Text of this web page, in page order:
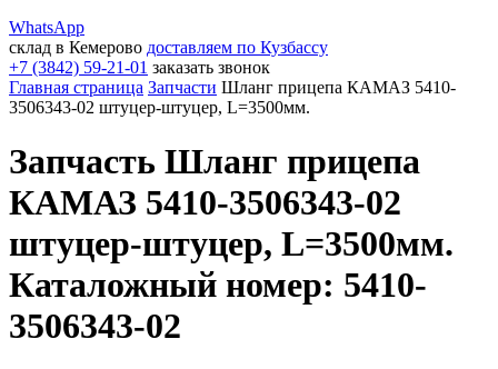
WhatsApp
склад в Кемерово доставляем по Кузбассу
+7 (3842) 59-21-01 заказать звонок
Главная страница Запчасти Шланг прицепа КАМАЗ 5410-
3506343-02 штуцер-штуцер, L=3500мм.
Запчасть Шланг прицепа
КАМАЗ 5410-3506343-02
штуцер-штуцер, L=3500мм.
Каталожный номер: 5410-
3506343-02